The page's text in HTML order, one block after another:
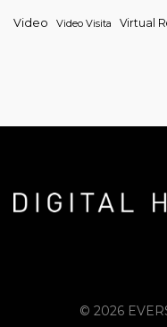
Video Video Visita Virtual
© 2026